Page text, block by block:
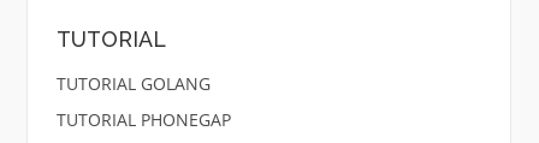
TUTORIAL
TUTORIAL GOLANG
TUTORIAL PHONEGAP